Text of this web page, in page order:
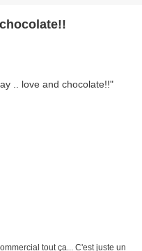
tout ça... C'est juste un